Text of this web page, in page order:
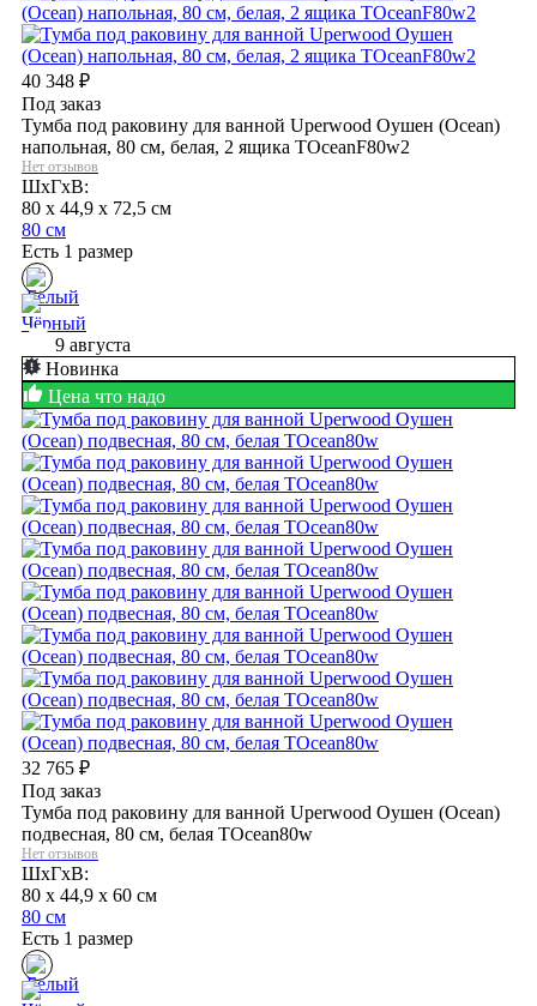
40 348 ₽
Под заказ
Тумба под раковину для ванной Uperwood Оушен (Ocean)
напольная, 80 см, белая, 2 ящика TOceanF80w2
Нет отзывов
ШхГхВ:
80 x 44,9 x 72,5 см
80 см
Есть 1 размер
9 августа
Новинка
Цена что надо
32 765 ₽
Под заказ
Тумба под раковину для ванной Uperwood Оушен (Ocean)
подвесная, 80 см, белая TOcean80w
Нет отзывов
ШхГхВ:
80 x 44,9 x 60 см
80 см
Есть 1 размер